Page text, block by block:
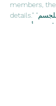
members,
details."القراءة  للعقل هي كما الرياضة للجسم"
نقرأ سوية